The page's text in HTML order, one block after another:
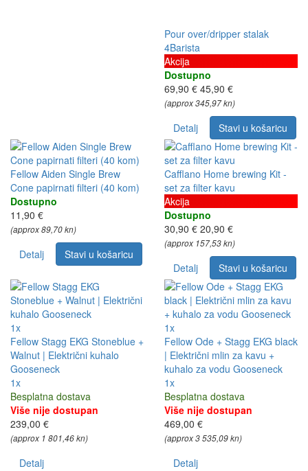
Pour over/dripper stalak
4Barista
Akcija
Dostupno
69,90 € 45,90 €
(approx 345,97 kn)
Detalj Stavi u košaricu
Fellow Aiden Single Brew
Cone papirnati filteri (40 kom)
Dostupno
11,90 €
(approx 89,70 kn)
Detalj Stavi u košaricu
Cafflano Home brewing Kit -
set za filter kavu
Akcija
Dostupno
30,90 € 20,90 €
(approx 157,53 kn)
Detalj Stavi u košaricu
1x
Fellow Stagg EKG Stoneblue +
Walnut | Električni kuhalo
Gooseneck
1x
Besplatna dostava
Više nije dostupan
239,00 €
(approx 1 801,46 kn)
Detalj
1x
Fellow Ode + Stagg EKG black
| Električni mlin za kavu +
kuhalo za vodu Gooseneck
1x
Besplatna dostava
Više nije dostupan
469,00 €
(approx 3 535,09 kn)
Detalj